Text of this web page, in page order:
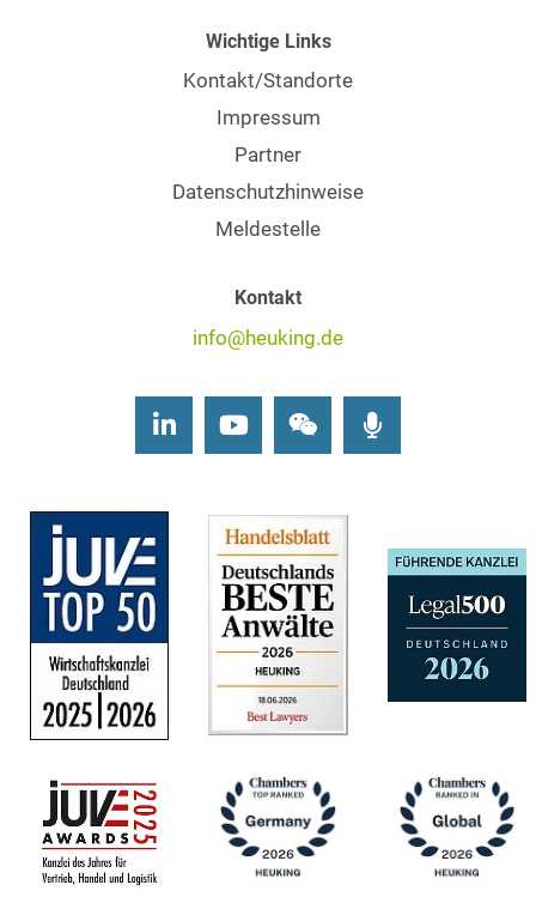
Wichtige Links
Kontakt/Standorte
Impressum
Partner
Datenschutzhinweise
Meldestelle
Kontakt
info@heuking.de
LinkedInYoutubeWechat